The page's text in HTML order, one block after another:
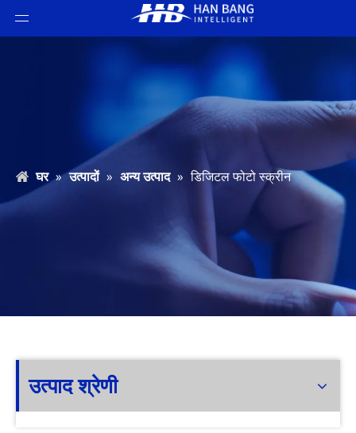
घर » उत्पादों » अन्य उत्पाद » डिजिटल फोटो स्क्रीन
उत्पाद श्रेणी